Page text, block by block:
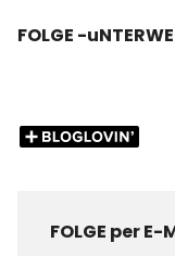
FOLGE -
FOLGE per E-